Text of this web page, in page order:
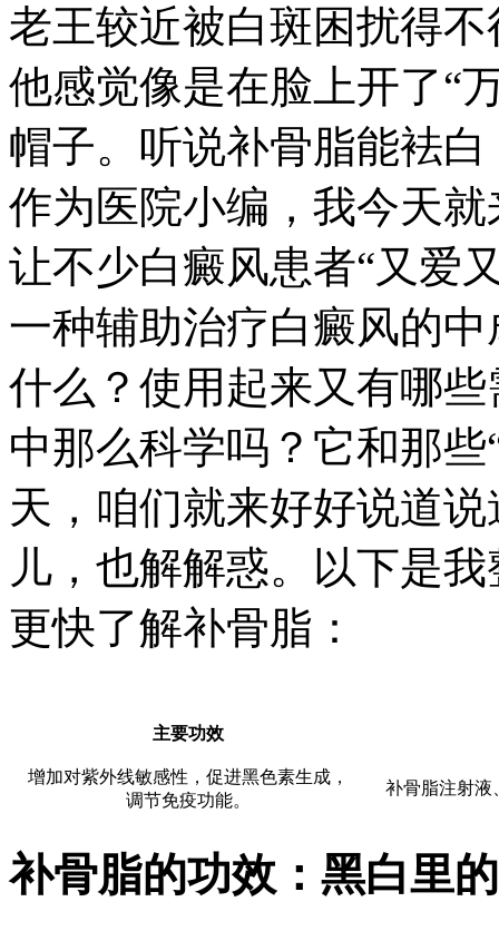
老王较近被白斑困扰得
他感觉像是在脸上开了“
帽子。听说补骨脂能袪
作为医院小编，我今天
让不少白癜风患者“又爱
一种辅助治疗白癜风的
什么？使用起来又有哪
中那么科学吗？它和那
天，咱们就来好好说道
儿，也解解惑。以下是
更快了解补骨脂：
主要功效
增加对紫外线敏感性，促进黑色素生成，
调节免疫功能。
补骨脂注射液
补骨脂的功效：黑白里